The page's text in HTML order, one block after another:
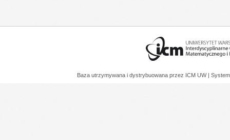
Baza utrzymywana i dystrybuowana przez ICM UW |